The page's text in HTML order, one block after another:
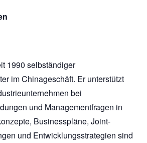
1990 selbständiger
im Chinageschäft. Er unterstützt
bei
und Managementfragen in
Businesspläne, Joint-
und Entwicklungsstrategien sind